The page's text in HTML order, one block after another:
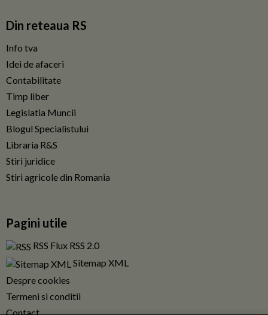
Din reteaua RS
Info tva
Idei de afaceri
Contabilitate
Timp liber
Legislatia Muncii
Blogul Specialistului
Libraria R&S
Stiri juridice
Stiri agricole din Romania
Pagini utile
RSS Flux RSS 2.0
Sitemap XML
Despre cookies
Termeni si conditii
Contact